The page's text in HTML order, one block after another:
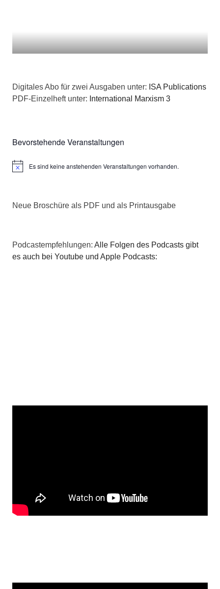
Digitales Abo für zwei Ausgaben unter: ISA Publications
PDF-Einzelheft unter: International Marxism 3
Bevorstehende Veranstaltungen
HinweisEs sind keine anstehenden Veranstaltungen vorhanden.
Neue Broschüre als PDF und als Printausgabe
Podcastempfehlungen: Alle Folgen des Podcasts gibt
es auch bei Youtube und Apple Podcasts: